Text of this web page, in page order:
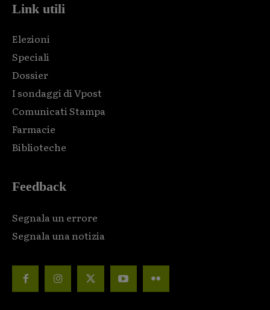
Link utili
Elezioni
Speciali
Dossier
I sondaggi di Vpost
Comunicati Stampa
Farmacie
Biblioteche
Feedback
Segnala un errore
Segnala una notizia